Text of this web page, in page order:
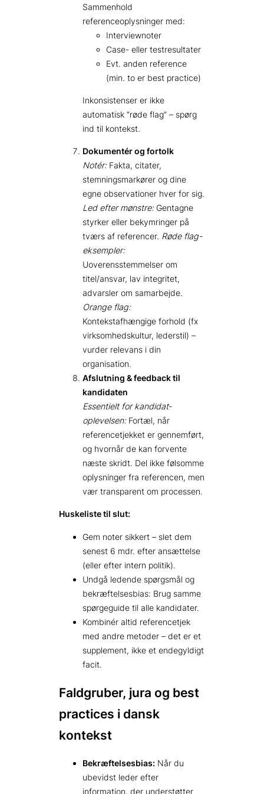
Sammenhold
referenceoplysninger med:
Interviewnoter
Case- eller testresultater
Evt. anden reference
(min. to er best practice)
Inkonsistenser er ikke
automatisk “røde flag” – spørg
ind til kontekst.
Dokumentér og fortolk
Notér:Fakta, citater,
stemningsmarkører og dine
egne observationer hver for sig.
Led efter mønstre:Gentagne
styrker eller bekymringer på
tværs af referencer. Røde flag-
eksempler:
Uoverensstemmelser om
titel/ansvar, lav integritet,
advarsler om samarbejde.
Orange flag:
Kontekstafhængige forhold (fx
virksomhedskultur, lederstil) –
vurder relevans i din
organisation.
Afslutning & feedback til
kandidaten
Essentielt for kandidat­
oplevelsen:Fortæl, når
referencetjekket er gennemført,
og hvornår de kan forvente
næste skridt. Del ikke følsomme
oplysninger fra referencen, men
vær transparent om processen.
Huskeliste til slut:
Gem noter sikkert – slet dem
senest 6 mdr. efter ansættelse
(eller efter intern politik).
Undgå ledende spørgsmål og
bekræftelsesbias: Brug samme
spørgeguide til alle kandidater.
Kombinér altid referencetjek
med andre metoder – det er et
supplement, ikke et endegyldigt
facit.
Faldgruber, jura og best
practices i dansk
kontekst
Bekræftelsesbias: Når du
ubevidst leder efter
information, der understøtter